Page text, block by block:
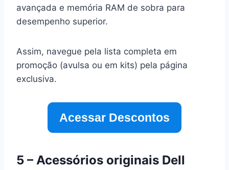
avançada e memória RAM de sobra para
desempenho superior.
Assim, navegue pela lista completa em
promoção (avulsa ou em kits) pela página
exclusiva.
Acessar Descontos
5 – Acessórios originais Dell